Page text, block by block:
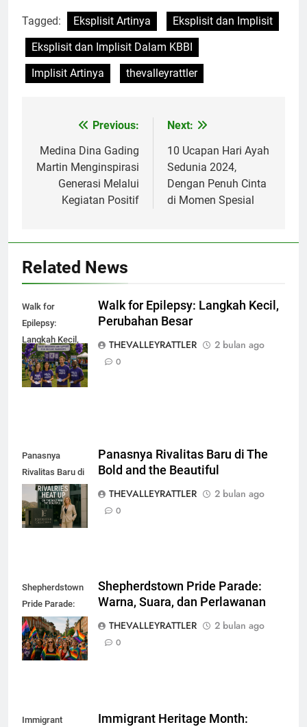
Tagged: Eksplisit Artinya
Eksplisit dan Implisit
Eksplisit dan Implisit Dalam KBBI
Implisit Artinya
thevalleyrattler
Navigasi
pos
Previous:
Medina Dina Gading
Martin Menginspirasi
Generasi Melalui
Kegiatan Positif
Next:
10 Ucapan Hari Ayah
Sedunia 2024,
Dengan Penuh Cinta
di Momen Spesial
Related News
Walk for
Epilepsy:
Langkah Kecil,
Perubahan
Besar
Walk for Epilepsy: Langkah Kecil,
Perubahan Besar
THEVALLEYRATTLER
2 bulan ago
0
Panasnya
Rivalitas Baru di
The Bold and the
Beautiful
Panasnya Rivalitas Baru di The
Bold and the Beautiful
THEVALLEYRATTLER
2 bulan ago
0
Shepherdstown
Pride Parade:
Warna, Suara,
dan Perlawanan
Shepherdstown Pride Parade:
Warna, Suara, dan Perlawanan
THEVALLEYRATTLER
2 bulan ago
0
Immigrant
Immigrant Heritage Month: